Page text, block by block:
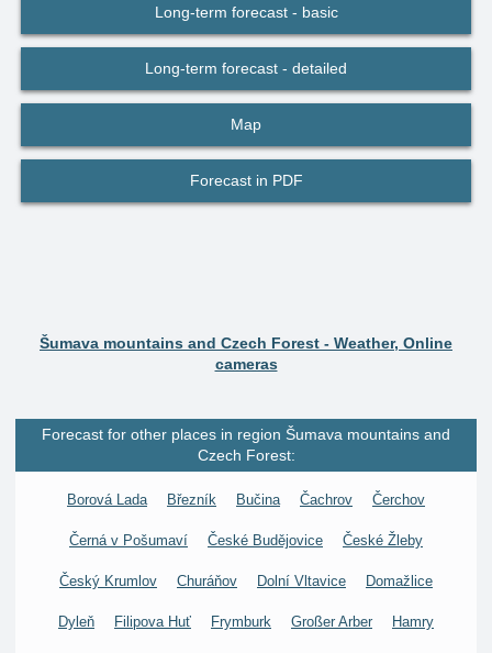
Long-term forecast - basic
Long-term forecast - detailed
Map
Forecast in PDF
Šumava mountains and Czech Forest - Weather, Online
cameras
Forecast for other places in region Šumava mountains and
Czech Forest:
Borová Lada Březník Bučina Čachrov Čerchov
Černá v Pošumaví České Budějovice České Žleby
Český Krumlov Churáňov Dolní Vltavice Domažlice
Dyleň Filipova Huť Frymburk Großer Arber Hamry